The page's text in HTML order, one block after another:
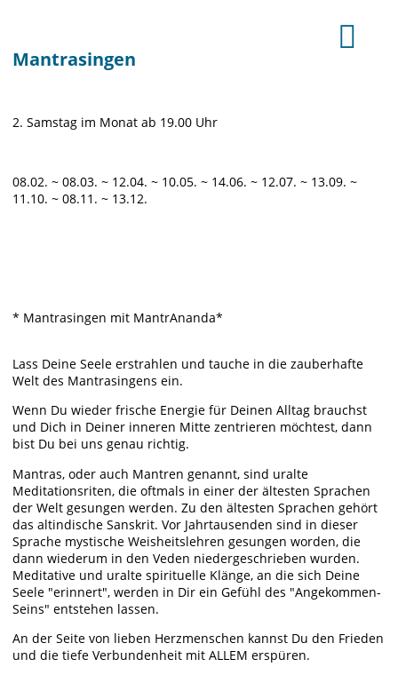
Mantrasingen
2. Samstag im Monat ab 19.00 Uhr
08.02. ~ 08.03. ~ 12.04. ~ 10.05. ~ 14.06. ~ 12.07. ~ 13.09. ~
11.10. ~ 08.11. ~ 13.12.
* Mantrasingen mit MantrAnanda*
Lass Deine Seele erstrahlen und tauche in die zauberhafte
Welt des Mantrasingens ein.
Wenn Du wieder frische Energie für Deinen Alltag brauchst
und Dich in Deiner inneren Mitte zentrieren möchtest, dann
bist Du bei uns genau richtig.
Mantras, oder auch Mantren genannt, sind uralte
Meditationsriten, die oftmals in einer der ältesten Sprachen
der Welt gesungen werden. Zu den ältesten Sprachen gehört
das altindische Sanskrit. Vor Jahrtausenden sind in dieser
Sprache mystische Weisheitslehren gesungen worden, die
dann wiederum in den Veden niedergeschrieben wurden.
Meditative und uralte spirituelle Klänge, an die sich Deine
Seele "erinnert", werden in Dir ein Gefühl des "Angekommen-
Seins" entstehen lassen.
An der Seite von lieben Herzmenschen kannst Du den Frieden
und die tiefe Verbundenheit mit ALLEM erspüren.